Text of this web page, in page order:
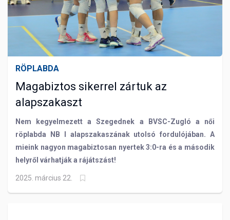
RÖPLABDA
Magabiztos sikerrel zártuk az
alapszakaszt
Nem kegyelmezett a Szegednek a BVSC-Zugló a női
röplabda NB I alapszakaszának utolsó fordulójában. A
mieink nagyon magabiztosan nyertek 3:0-ra és a második
helyről várhatják a rájátszást!
2025. március 22.